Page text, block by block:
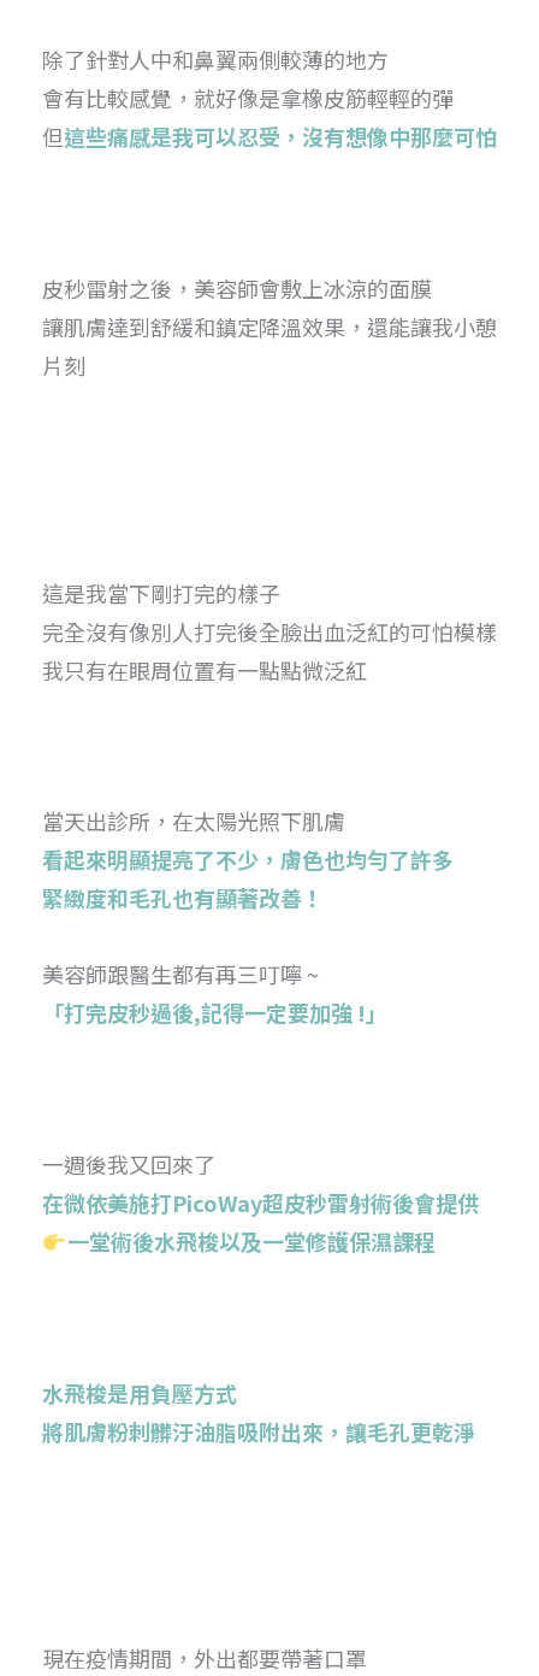
除了針對人中和鼻翼兩側較薄的地方
會有比較感覺，就好像是拿橡皮筋輕輕的彈
但這些痛感是我可以忍受，沒有想像中那麼可怕
皮秒雷射之後，美容師會敷上冰涼的面膜
讓肌膚達到舒緩和鎮定降溫效果，還能讓我小憩
片刻
這是我當下剛打完的樣子
完全沒有像別人打完後全臉出血泛紅的可怕模樣
我只有在眼周位置有一點點微泛紅
當天出診所，在太陽光照下肌膚
看起來明顯提亮了不少，膚色也均勻了許多
緊緻度和毛孔也有顯著改善！
美容師跟醫生都有再三叮嚀 ~
「打完皮秒過後,記得一定要加強 !」
一週後我又回來了
在微依美施打PicoWay超皮秒雷射術後會提供
一堂術後水飛梭以及一堂修護保濕課程
水飛梭是用負壓方式
將肌膚粉刺髒汙油脂吸附出來，讓毛孔更乾淨
現在疫情期間，外出都要帶著口罩